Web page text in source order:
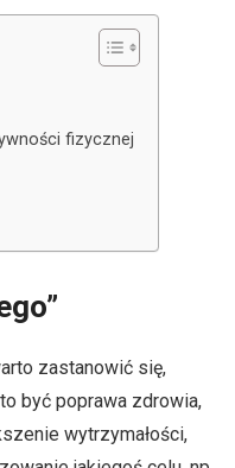
fizycznej
zastanowić się,
być poprawa zdrowia,
wytrzymałości,